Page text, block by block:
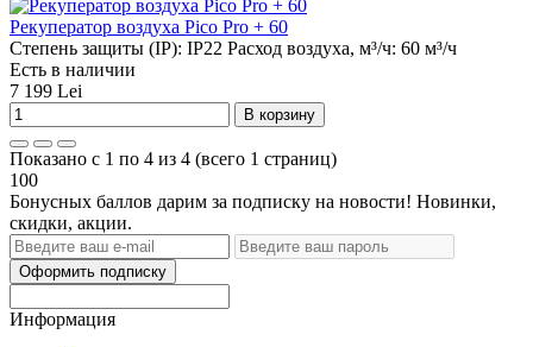
Рекуператор воздуха Pico Pro + 60
Степень защиты (IP): IP22 Расход воздуха, м³/ч: 60 м³/ч
Есть в наличии
7 199 Lei
В корзину
Показано с 1 по 4 из 4 (всего 1 страниц)
100
Бонусных баллов дарим за подписку на новости! Новинки,
скидки, акции.
Оформить подписку
Информация